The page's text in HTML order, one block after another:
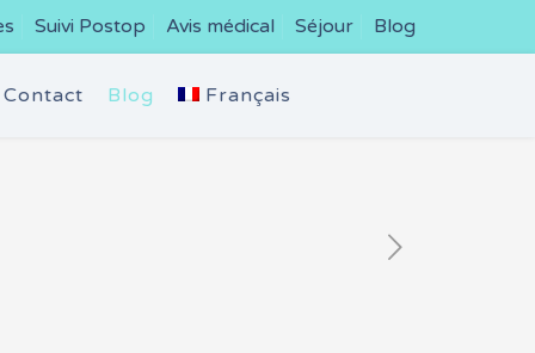
Suivi Postop Avis médical Séjour Blog
Contact Blog Français